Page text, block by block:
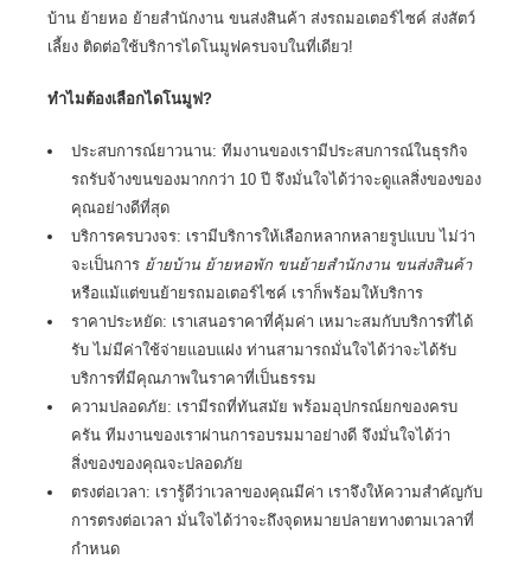
บ้าน ย้ายหอ ย้ายสำนักงาน ขนส่งสินค้า ส่งรถมอเตอร์ไซค์ ส่งสัตว์
เลี้ยง ติดต่อใช้บริการไดโนมูฟครบจบในที่เดียว!
ทำไมต้องเลือกไดโนมูฟ?
ประสบการณ์ยาวนาน: ทีมงานของเรามีประสบการณ์ในธุรกิจ
รถรับจ้างขนของมากกว่า 10 ปี จึงมั่นใจได้ว่าจะดูแลสิ่งของของ
คุณอย่างดีที่สุด
บริการครบวงจร: เรามีบริการให้เลือกหลากหลายรูปแบบ ไม่ว่า
จะเป็นการ ย้ายบ้าน ย้ายหอพัก ขนย้ายสำนักงาน ขนส่งสินค้า
หรือแม้แต่ขนย้ายรถมอเตอร์ไซค์ เราก็พร้อมให้บริการ
ราคาประหยัด: เราเสนอราคาที่คุ้มค่า เหมาะสมกับบริการที่ได้
รับ ไม่มีค่าใช้จ่ายแอบแฝง ท่านสามารถมั่นใจได้ว่าจะได้รับ
บริการที่มีคุณภาพในราคาที่เป็นธรรม
ความปลอดภัย: เรามีรถที่ทันสมัย พร้อมอุปกรณ์ยกของครบ
ครัน ทีมงานของเราผ่านการอบรมมาอย่างดี จึงมั่นใจได้ว่า
สิ่งของของคุณจะปลอดภัย
ตรงต่อเวลา: เรารู้ดีว่าเวลาของคุณมีค่า เราจึงให้ความสำคัญกับ
การตรงต่อเวลา มั่นใจได้ว่าจะถึงจุดหมายปลายทางตามเวลาที่
กำหนด